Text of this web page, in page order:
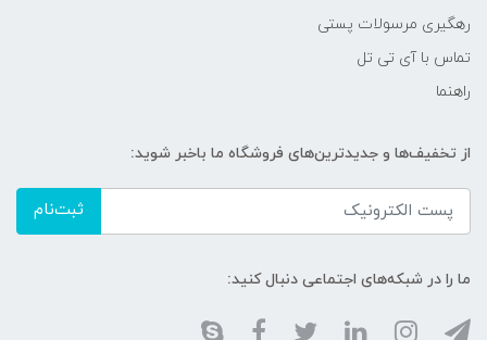
رهگیری مرسولات پستی
تماس با آی تی تل
راهنما
از تخفیف‌ها و جدیدترین‌های فروشگاه ما باخبر شوید:
ثبت‌نام
ما را در شبکه‌های اجتماعی دنبال کنید: